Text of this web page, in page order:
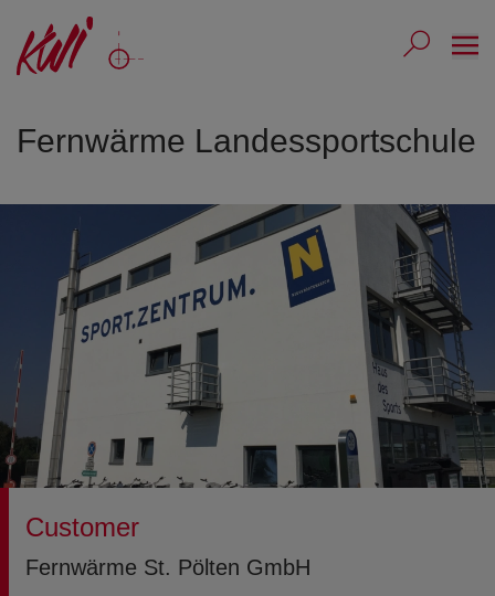
Submit
Fernwärme Landessportschule
Customer
Fernwärme St. Pölten GmbH